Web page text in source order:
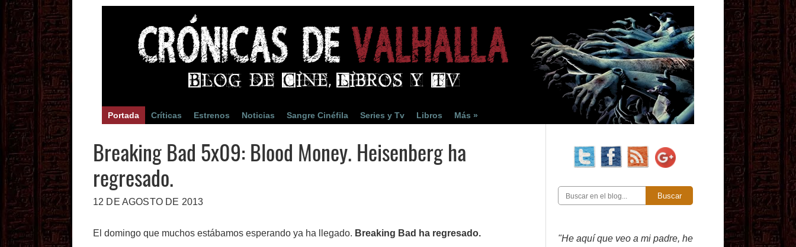
Portada Críticas Estrenos Noticias Sangre Cinéfila Series y Tv Libros Más »
Breaking Bad 5x09: Blood Money. Heisenberg ha
regresado.
12 DE AGOSTO DE 2013
El domingo que muchos estábamos esperando ya ha llegado. Breaking Bad ha regresado.
Buscar
"He aquí que veo a mi padre, he